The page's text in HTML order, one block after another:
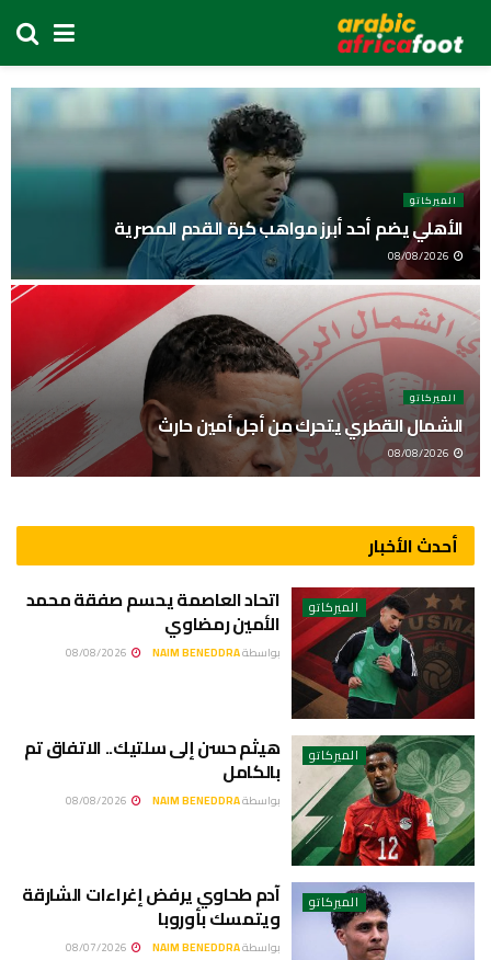
الميركاتو
الأهلي يضم أحد أبرز مواهب كرة القدم المصرية
الميركاتو
الشمال القطري يتحرك من أجل أمين حارث
أحدث الأخبار
الميركاتو اتحاد العاصمة يحسم صفقة محمد
الأمين رمضاوي
بواسطةNAIM BENEDDRA
الميركاتو هيثم حسن إلى سلتيك.. الاتفاق تم
بالكامل
بواسطةNAIM BENEDDRA
الميركاتو آدم طحاوي يرفض إغراءات الشارقة
ويتمسك بأوروبا
بواسطةNAIM BENEDDRA